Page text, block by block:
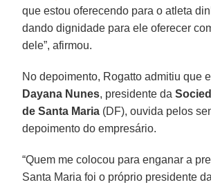
que estou oferecendo para o atleta
dando dignidade para ele oferecer
dele”, afirmou.
No depoimento, Rogatto admitiu que
Dayana Nunes, presidente da
de Santa Maria (DF), ouvida pelos
depoimento do empresário.
“Quem me colocou para enganar a
Santa Maria foi o próprio presidente